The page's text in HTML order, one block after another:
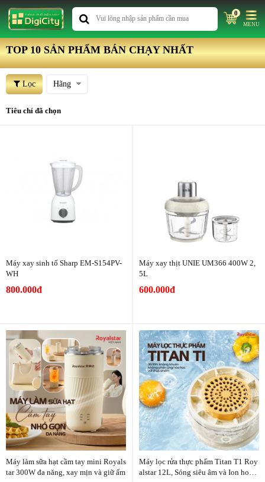
0
MENU
TOP 10 SẢN PHẨM BÁN CHẠY NHẤT
Lọc Hãng
Tiêu chí đã chọn
Máy xay sinh tố Sharp EM-S154PV-
WH
800.000đ
Máy xay thịt UNIE UM366 400W 2,
5L
600.000đ
Máy làm sữa hạt cầm tay mini Royals
tar 300W đa năng, xay mịn và giữ ấm
Máy lọc rửa thực phẩm Titan T1 Roy
alstar 12L, Sóng siêu âm và Ion hoạt t